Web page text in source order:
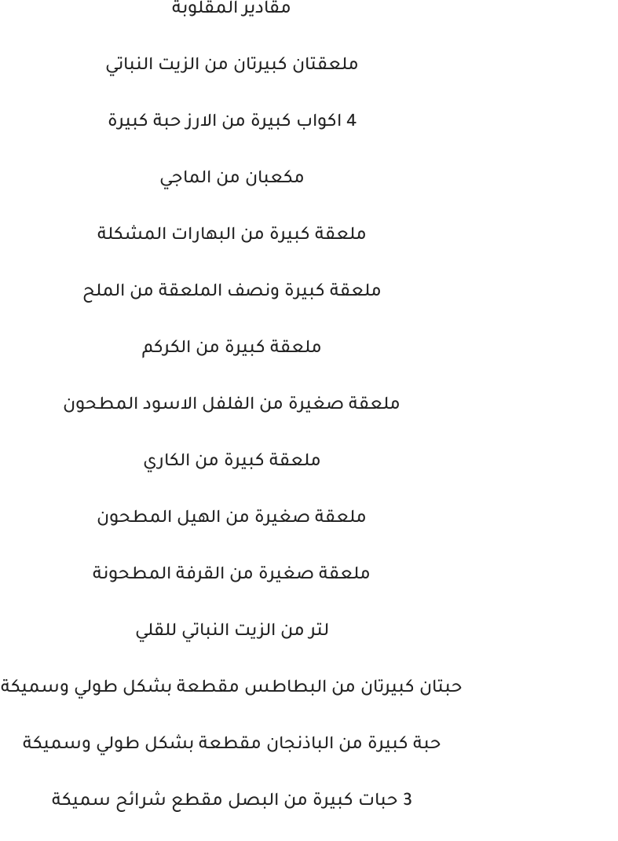
مقادير المقلوبة
ملعقتان كبيرتان من الزيت النباتي
4 اكواب كبيرة من الارز حبة كبيرة
مكعبان من الماجي
ملعقة كبيرة من البهارات المشكلة
ملعقة كبيرة ونصف الملعقة من الملح
ملعقة كبيرة من الكركم
ملعقة صغيرة من الفلفل الاسود المطحون
ملعقة كبيرة من الكاري
ملعقة صغيرة من الهيل المطحون
ملعقة صغيرة من القرفة المطحونة
لتر من الزيت النباتي للقلي
حبتان كبيرتان من البطاطس مقطعة بشكل طولي وسميكة
حبة كبيرة من الباذنجان مقطعة بشكل طولي وسميكة
3 حبات كبيرة من البصل مقطع شرائح سميكة